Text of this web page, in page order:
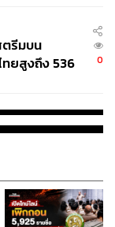
ดอร์ทมุนด์ยัง
จะย้ายออกจาก
รอยู่กับสโมสร
ดอร์ทมุนด์ เพราะ
รเบิร์ต เลว
รีมบน
ยสูงถึง 536
0